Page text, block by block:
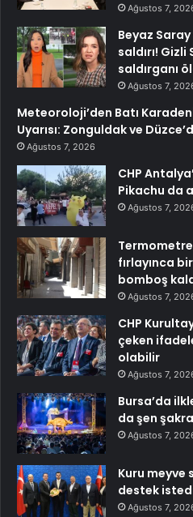
Ağustos 7,
Beyaz Saray
saldırı! Gizli
saldırganı
Ağustos 7,
Meteoroloji’den Batı
Uyarısı: Zonguldak ve
Ağustos 7, 2026
CHP
Pikachu da
Ağustos 7,
fırlayınca
bomboş
Ağustos 7,
CHP
çeken
olabilir
Ağustos 7,
Bursa’da
da şen
Ağustos 7,
Kuru meyve
destek
Ağustos 7,